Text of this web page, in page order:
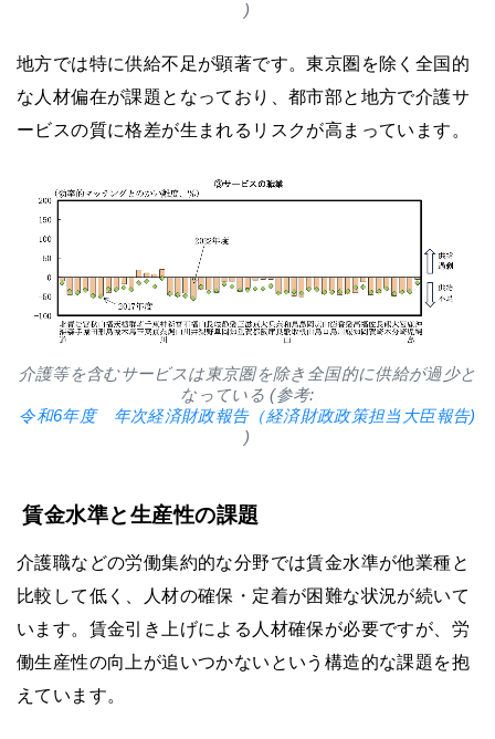
)
地方では特に供給不足が顕著です。東京圏を除く全国的
な人材偏在が課題となっており、都市部と地方で介護サ
ービスの質に格差が生まれるリスクが高まっています。
介護等を含むサービスは東京圏を除き全国的に供給が過少と
なっている (参考:
令和6年度 年次経済財政報告（経済財政政策担当大臣報告)
)
賃金水準と生産性の課題
介護職などの労働集約的な分野では賃金水準が他業種と
比較して低く、人材の確保・定着が困難な状況が続いて
います。賃金引き上げによる人材確保が必要ですが、労
働生産性の向上が追いつかないという構造的な課題を抱
えています。